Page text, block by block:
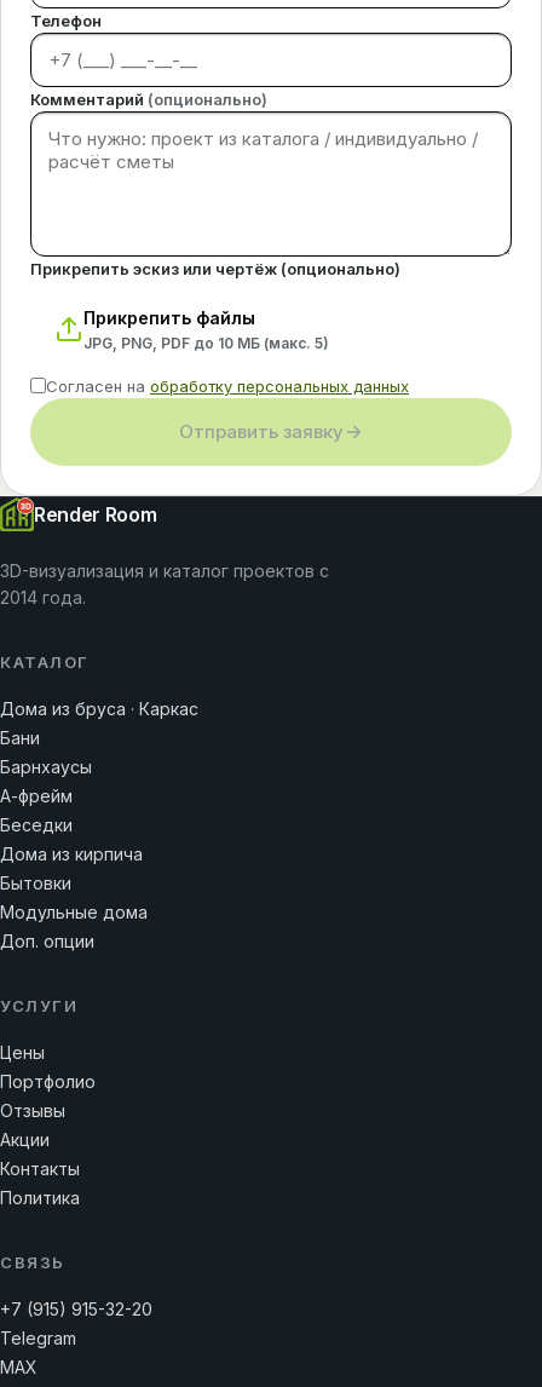
Телефон
Комментарий (опционально)
Прикрепить эскиз или чертёж (опционально)
Прикрепить файлы
JPG, PNG, PDF до 10 МБ (макс. 5)
Согласен на обработку персональных данных
Отправить заявку
Render Room
3D-визуализация и каталог проектов с
2014 года.
КАТАЛОГ
Дома из бруса · Каркас
Бани
Барнхаусы
А-фрейм
Беседки
Дома из кирпича
Бытовки
Модульные дома
Доп. опции
УСЛУГИ
Цены
Портфолио
Отзывы
Акции
Контакты
Политика
СВЯЗЬ
+7 (915) 915-32-20
Telegram
MAX